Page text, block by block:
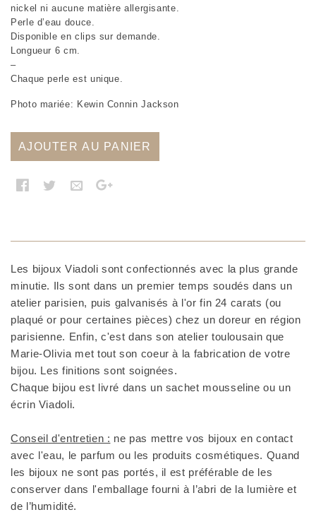
nickel ni aucune matière allergisante.
Perle d’eau douce.
Disponible en clips sur demande.
Longueur 6 cm.
–
Chaque perle est unique.
Photo mariée: Kewin Connin Jackson
AJOUTER AU PANIER
Les bijoux Viadoli sont confectionnés avec la plus grande
minutie. Ils sont dans un premier temps soudés dans un
atelier parisien, puis galvanisés à l'or fin 24 carats (ou
plaqué or pour certaines pièces) chez un doreur en région
parisienne. Enfin, c'est dans son atelier toulousain que
Marie-Olivia met tout son coeur à la fabrication de votre
bijou. Les finitions sont soignées.
Chaque bijou est livré dans un sachet mousseline ou un
écrin Viadoli.
Conseil d'entretien : ne pas mettre vos bijoux en contact
avec l'eau, le parfum ou les produits cosmétiques. Quand
les bijoux ne sont pas portés, il est préférable de les
conserver dans l'emballage fourni à l’abri de la lumière et
de l’humidité.